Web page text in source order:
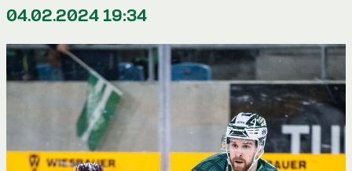
04.02.2024 19:34